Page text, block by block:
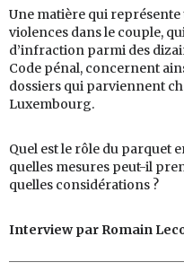
Une matière qui représente
violences dans le couple,
d’infraction parmi des
Code pénal, concernent
dossiers qui parviennent
Luxembourg.
Quel est le rôle du parquet
quelles mesures peut-il
quelles considérations ?
Interview par Romain